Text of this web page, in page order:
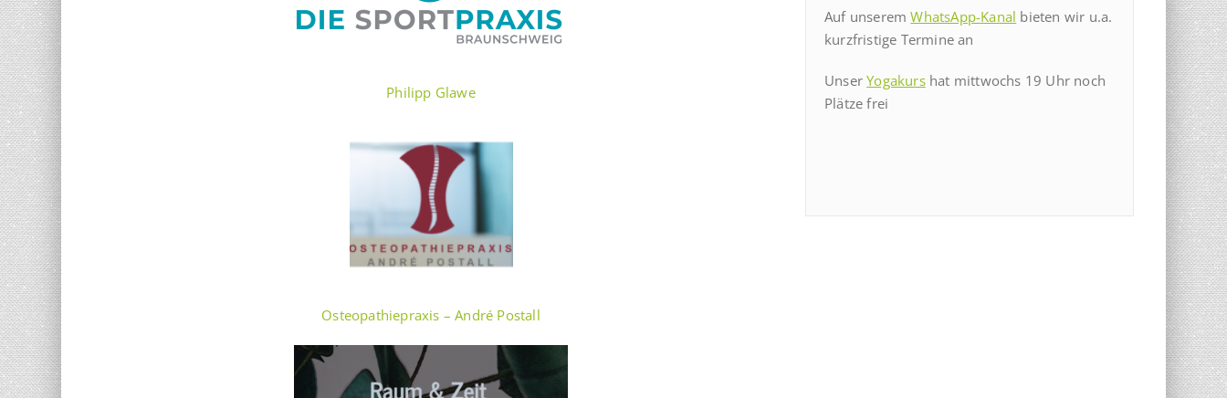
Philipp Glawe
Osteopathiepraxis – André Postall
Auf unseremWhatsApp-Kanal bieten wir u.a.
kurzfristige Termine an
UnserYogakurshat mittwochs 19 Uhr noch
Plätze frei